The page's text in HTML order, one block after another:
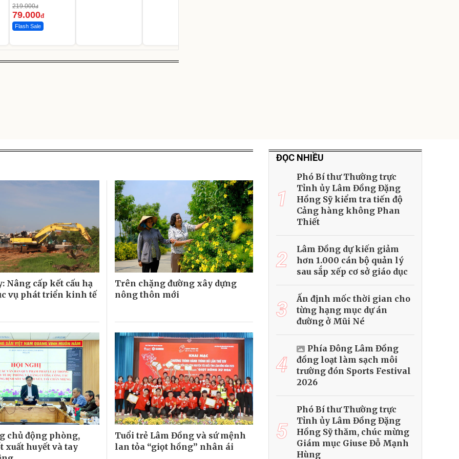
219.000đ
79.000đ
Flash Sale
Nâng cấp kết cấu hạ
vụ phát triển kinh tế
Trên chặng đường xây dựng
nông thôn mới
chủ động phòng,
xuất huyết và tay
Tuổi trẻ Lâm Đồng và sứ mệnh
lan tỏa “giọt hồng” nhân ái
ĐỌC NHIỀU
1
Phó Bí thư Thường trực
Tỉnh ủy Lâm Đồng Đặng
Hồng Sỹ kiểm tra tiến độ
Cảng hàng không Phan
Thiết
2
Lâm Đồng dự kiến giảm
hơn 1.000 cán bộ quản lý
sau sắp xếp cơ sở giáo dục
3
Ấn định mốc thời gian cho
từng hạng mục dự án
đường ở Mũi Né
4
Phía Đông Lâm Đồng
đồng loạt làm sạch môi
trường đón Sports Festival
2026
5
Phó Bí thư Thường trực
Tỉnh ủy Lâm Đồng Đặng
Hồng Sỹ thăm, chúc mừng
Giám mục Giuse Đỗ Mạnh
Hùng